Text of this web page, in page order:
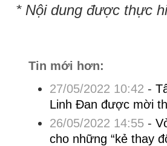
* Nội dung được thực
Tin mới hơn:
27/05/2022 10:42 -
Linh Đan được mời
26/05/2022 14:55-
cho những “kẻ thay